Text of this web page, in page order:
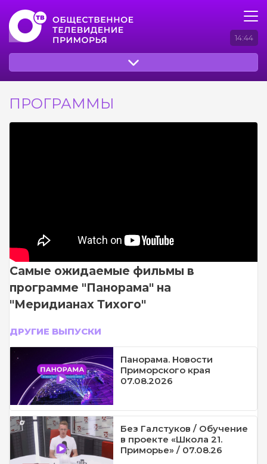
14:44
ПРОГРАММЫ
Самые ожидаемые фильмы в
программе "Панорама" на
"Меридианах Тихого"
ДРУГИЕ ВЫПУСКИ
Панорама. Новости
Приморского края
07.08.2026
Без Галстуков / Обучение
в проекте «Школа 21.
Приморье» / 07.08.26